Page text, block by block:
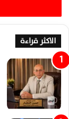
الاكثر قراءة